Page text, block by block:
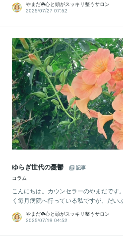
やまだ☘️心と頭がスッキリ整うサロン
2025/07/27 07:52
ゆらぎ世代の憂鬱
記事
コラム
こんにちは。カウンセラーのやまだで
く毎月病院へ行っている私ですが、だい
やまだ☘️心と頭がスッキリ整うサロン
2025/07/19 04:52